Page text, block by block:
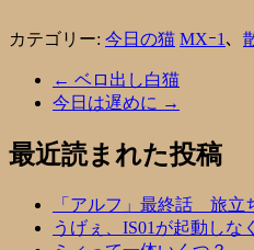
カテゴリー: 今日の猫 MXｰ1 、
← ベロ出し白猫
今日は遅めに →
最近読まれた投稿
「アルフ」最終話 旅立
うげぇ、IS01が起動しな